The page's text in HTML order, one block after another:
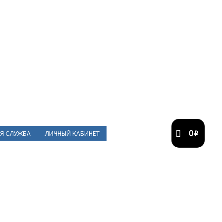
СЛУЖБА ЛИЧНЫЙ КАБИНЕТ 0₽